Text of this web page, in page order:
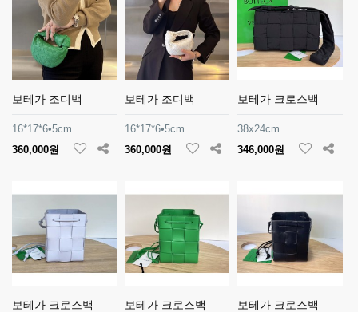
보테가 조디백
16*17*6•5cm
360,000원
보테가 조디백
16*17*6•5cm
360,000원
보테가 크로스백
38x24cm
346,000원
보테가 크로스백 보테가 크로스백 보테가 크로스백